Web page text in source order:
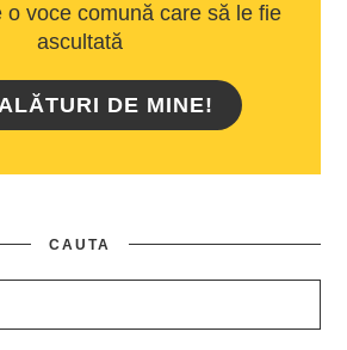
o voce comună care să le fie
ascultată
DE MINE!
CAUTA